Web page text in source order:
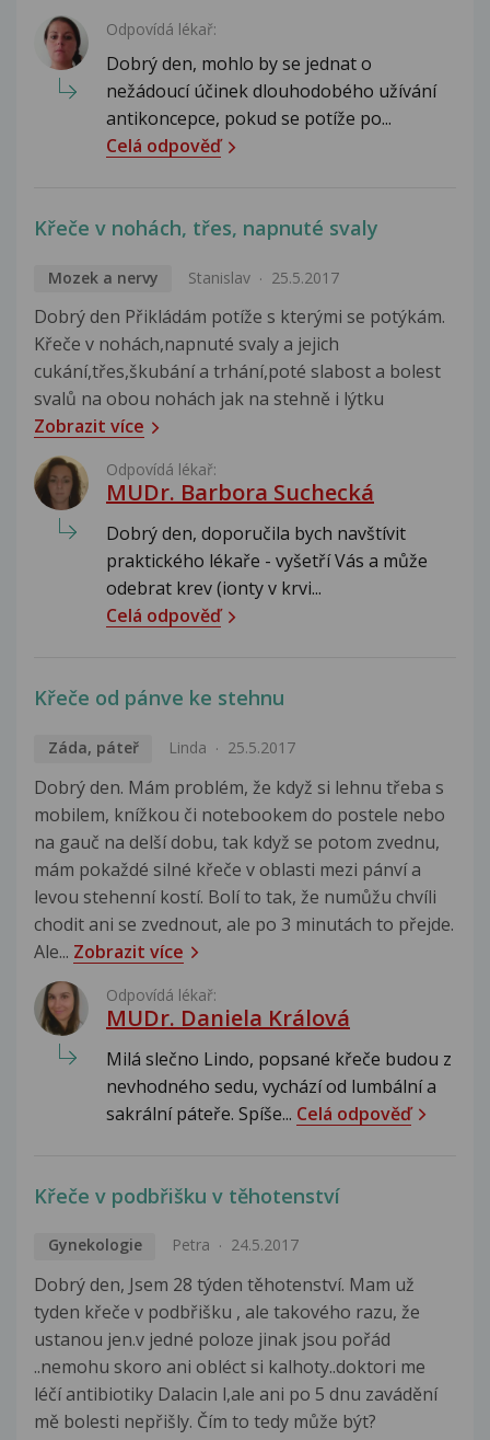
Odpovídá lékař:
Dobrý den, mohlo by se jednat o
nežádoucí účinek dlouhodobého užívání
antikoncepce, pokud se potíže po...
Celá odpověď
Křeče v nohách, třes, napnuté svaly
Mozek a nervy Stanislav 25.5.2017
Dobrý den Přikládám potíže s kterými se potýkám.
Křeče v nohách,napnuté svaly a jejich
cukání,třes,škubání a trhání,poté slabost a bolest
svalů na obou nohách jak na stehně i lýtku
Zobrazit více
Odpovídá lékař:
MUDr. Barbora Suchecká
Dobrý den, doporučila bych navštívit
praktického lékaře - vyšetří Vás a může
odebrat krev (ionty v krvi...
Celá odpověď
Křeče od pánve ke stehnu
Záda, páteř Linda 25.5.2017
Dobrý den. Mám problém, že když si lehnu třeba s
mobilem, knížkou či notebookem do postele nebo
na gauč na delší dobu, tak když se potom zvednu,
mám pokaždé silné křeče v oblasti mezi pánví a
levou stehenní kostí. Bolí to tak, že numůžu chvíli
chodit ani se zvednout, ale po 3 minutách to přejde.
Ale... Zobrazit více
Odpovídá lékař:
MUDr. Daniela Králová
Milá slečno Lindo, popsané křeče budou z
nevhodného sedu, vychází od lumbální a
sakrální páteře. Spíše... Celá odpověď
Křeče v podbřišku v těhotenství
Gynekologie Petra 24.5.2017
Dobrý den, Jsem 28 týden těhotenství. Mam už
tyden křeče v podbřišku , ale takového razu, že
ustanou jen.v jedné poloze jinak jsou pořád
..nemohu skoro ani obléct si kalhoty..doktori me
léčí antibiotiky Dalacin l,ale ani po 5 dnu zavádění
mě bolesti nepřišly. Čím to tedy může být?